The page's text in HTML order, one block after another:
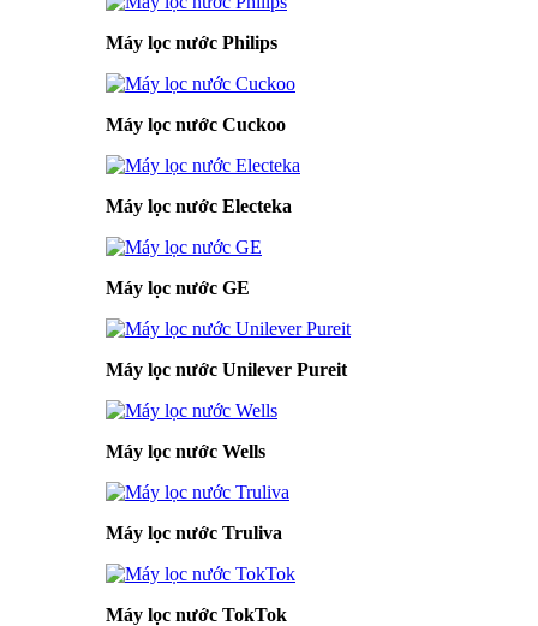
Máy lọc nước Philips
Máy lọc nước Cuckoo
Máy lọc nước Electeka
Máy lọc nước GE
Máy lọc nước Unilever Pureit
Máy lọc nước Wells
Máy lọc nước Truliva
Máy lọc nước TokTok